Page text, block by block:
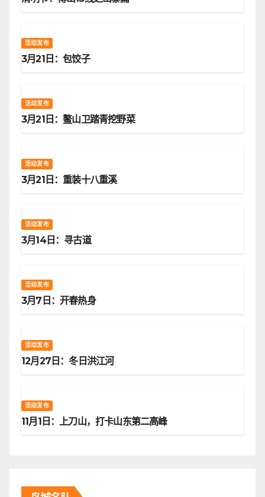
活动发布
3月21日：包饺子
活动发布
3月21日：鳌山卫踏青挖野菜
活动发布
3月21日：重装十八重溪
活动发布
3月14日：寻古道
活动发布
3月7日：开春热身
活动发布
12月27日：冬日洪江河
活动发布
11月1日：上刀山，打卡山东第二高峰